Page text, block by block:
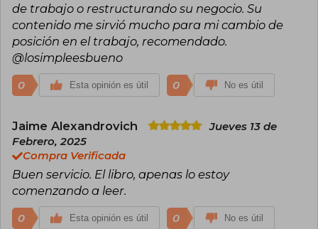
de trabajo o restructurando su negocio. Su
contenido me sirvió mucho para mi cambio de
posición en el trabajo, recomendado.
@losimpleesbueno
0 Esta opinión es útil 0 No es útil
Jaime Alexandrovich
Jueves 13 de
Febrero, 2025
Compra Verificada
Buen servicio. El libro, apenas lo estoy
comenzando a leer.
0 Esta opinión es útil 0 No es útil